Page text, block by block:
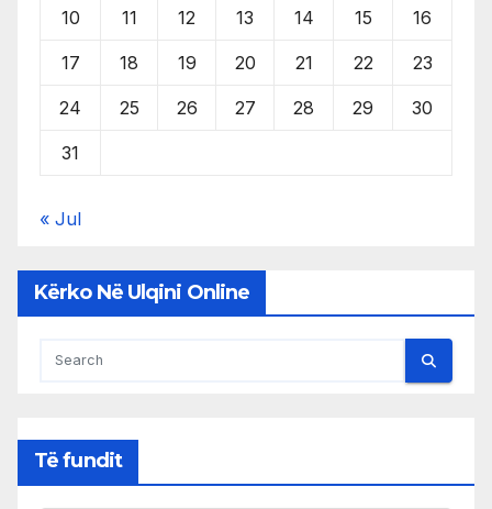
10 11 12 13 14 15 16
17 18 19 20 21 22 23
24 25 26 27 28 29 30
31
« Jul
Kërko Në Ulqini Online
Të fundit